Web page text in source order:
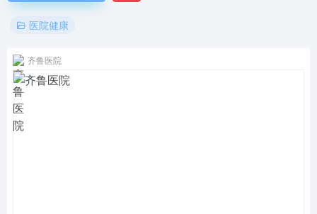
医院健康
齐鲁医院